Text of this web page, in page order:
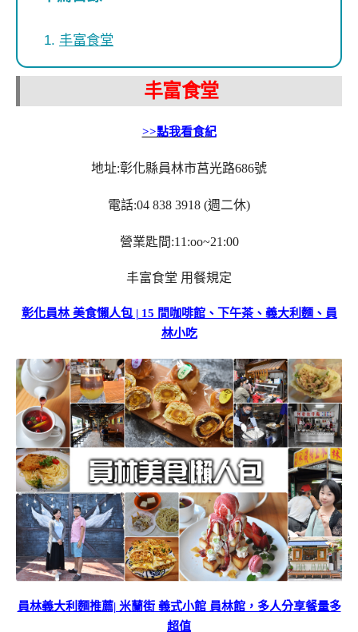
丰富食堂
丰富食堂
>>點我看食紀
地址:彰化縣員林市莒光路686號
電話:04 838 3918 (週二休)
營業匙間:11:oo~21:00
丰富食堂 用餐規定
彰化員林 美食懶人包 | 15 間咖啡館、下午茶、義大利麵、員
林小吃
員林義大利麵推薦| 米蘭街 義式小館 員林館，多人分享餐量多
超值